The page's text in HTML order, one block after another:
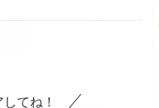
てね！